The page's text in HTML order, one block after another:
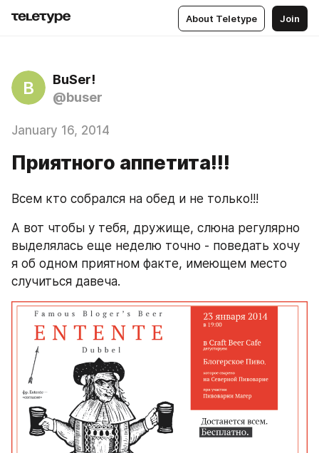
About Teletype Join
B
BuSer!
@buser
January 16, 2014
Приятного аппетита!!!
Всем кто собрался на обед и не только!!!
А вот чтобы у тебя, дружище, слюна регулярно
выделялась еще неделю точно - поведать хочу
я об одном приятном факте, имеющем место
случиться давеча.